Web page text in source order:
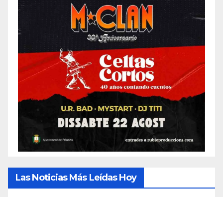
Las Noticias Más Leídas Hoy